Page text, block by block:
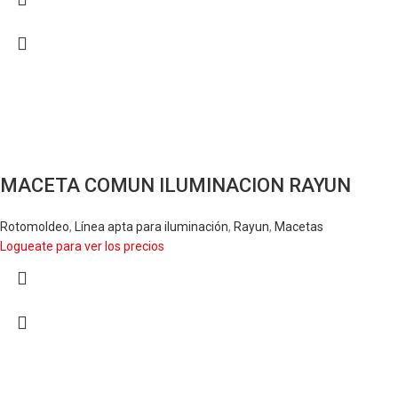
MACETA COMUN ILUMINACION RAYUN
Rotomoldeo, Línea apta para iluminación, Rayun, Macetas
Logueate para ver los precios